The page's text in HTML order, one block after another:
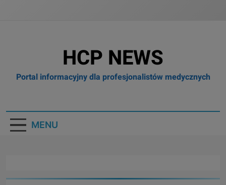
HCP NEWS
Portal informacyjny dla profesjonalistów medycznych
MENU